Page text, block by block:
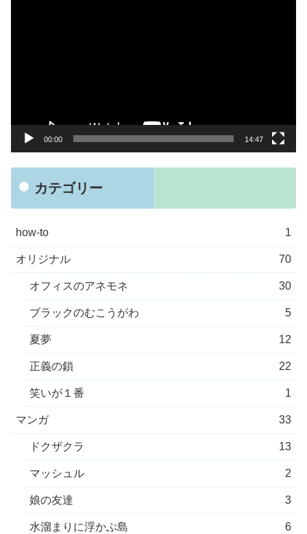
00:00 14:47
カテゴリー
how-to 1
オリジナル 70
オフィスのアネモネ 30
ブラックのむこうがわ 5
夏夢 12
正義の鎖 22
笑いが１番 1
マンガ 33
ドクザクラ 13
マッシュル 2
娘の友達 3
水溜まりに浮かぶ島 6